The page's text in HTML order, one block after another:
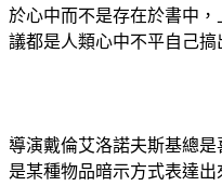
於心中而不是存在於書中
議都是人類心中不平自己搞
導演戴倫艾洛諾夫斯基總
是某種物品暗示方式表達